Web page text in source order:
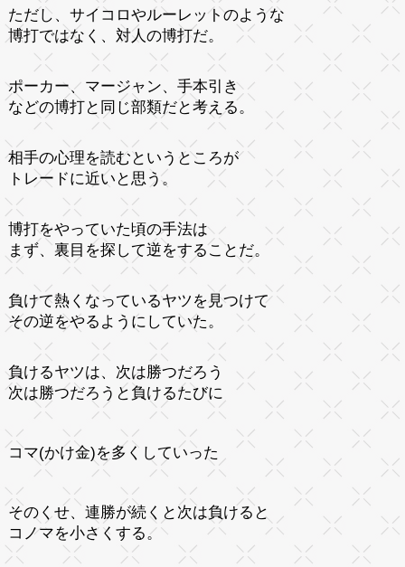
ただし、サイコロやルーレットのような
博打ではなく、対人の博打だ。
ポーカー、マージャン、手本引き
などの博打と同じ部類だと考える。
相手の心理を読むというところが
トレードに近いと思う。
博打をやっていた頃の手法は
まず、裏目を探して逆をすることだ。
負けて熱くなっているヤツを見つけて
その逆をやるようにしていた。
負けるヤツは、次は勝つだろう
次は勝つだろうと負けるたびに
コマ(かけ金)を多くしていった
そのくせ、連勝が続くと次は負けると
コノマを小さくする。